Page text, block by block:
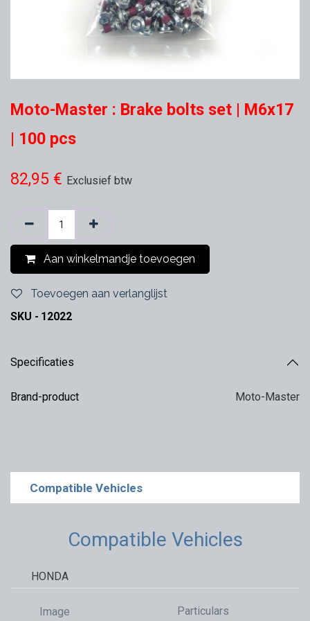
Moto-Master : Brake bolts set | M6x17
| 100 pcs
82,95 € Exclusief btw
Aan winkelmandje toevoegen
Toevoegen aan verlanglijst
SKU - 12022
Specificaties
Brand-product Moto-Master
Compatible Vehicles
Compatible Vehicles
HONDA
Image Particulars